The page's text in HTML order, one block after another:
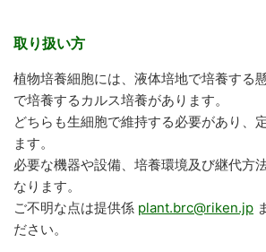
取り扱い方
植物培養細胞には、液体培地で培養する
で培養するカルス培養があります。
どちらも生細胞で維持する必要があり、
ます。
必要な機器や設備、培養環境及び継代方
なります。
ご不明な点は提供係 plant.brc@riken.jp
ださい。